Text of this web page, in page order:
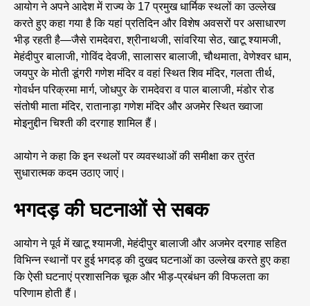
आयोग ने अपने आदेश में राज्य के 17 प्रमुख धार्मिक स्थलों का उल्लेख
करते हुए कहा गया है कि यहां प्रतिदिन और विशेष अवसरों पर असाधारण
भीड़ रहती है—जैसे रामदेवरा, श्रीनाथजी, सांवरिया सेठ, खाटू श्यामजी,
मेहंदीपुर बालाजी, गोविंद देवजी, सालासर बालाजी, चौथमाता, वेणेश्वर धाम,
जयपुर के मोती डूंगरी गणेश मंदिर व वहां स्थित शिव मंदिर, गलता तीर्थ,
गोवर्धन परिक्रमा मार्ग, जोधपुर के रामदेवरा व पाल बालाजी, मंडोर रोड
संतोषी माता मंदिर, रातानाड़ा गणेश मंदिर और अजमेर स्थित ख्वाजा
मोइनुद्दीन चिश्ती की दरगाह शामिल हैं।
आयोग ने कहा कि इन स्थलों पर व्यवस्थाओं की समीक्षा कर तुरंत
सुधारात्मक कदम उठाए जाएं।
भगदड़ की घटनाओं से सबक
आयोग ने पूर्व में खाटू श्यामजी, मेहंदीपुर बालाजी और अजमेर दरगाह सहित
विभिन्न स्थानों पर हुई भगदड़ की दुखद घटनाओं का उल्लेख करते हुए कहा
कि ऐसी घटनाएं प्रशासनिक चूक और भीड़-प्रबंधन की विफलता का
परिणाम होती हैं।